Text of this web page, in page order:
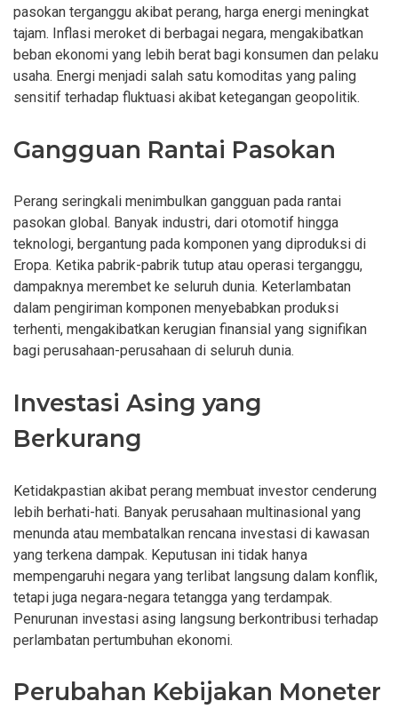
pasokan terganggu akibat perang, harga energi meningkat
tajam. Inflasi meroket di berbagai negara, mengakibatkan
beban ekonomi yang lebih berat bagi konsumen dan pelaku
usaha. Energi menjadi salah satu komoditas yang paling
sensitif terhadap fluktuasi akibat ketegangan geopolitik.
Gangguan Rantai Pasokan
Perang seringkali menimbulkan gangguan pada rantai
pasokan global. Banyak industri, dari otomotif hingga
teknologi, bergantung pada komponen yang diproduksi di
Eropa. Ketika pabrik-pabrik tutup atau operasi terganggu,
dampaknya merembet ke seluruh dunia. Keterlambatan
dalam pengiriman komponen menyebabkan produksi
terhenti, mengakibatkan kerugian finansial yang signifikan
bagi perusahaan-perusahaan di seluruh dunia.
Investasi Asing yang
Berkurang
Ketidakpastian akibat perang membuat investor cenderung
lebih berhati-hati. Banyak perusahaan multinasional yang
menunda atau membatalkan rencana investasi di kawasan
yang terkena dampak. Keputusan ini tidak hanya
mempengaruhi negara yang terlibat langsung dalam konflik,
tetapi juga negara-negara tetangga yang terdampak.
Penurunan investasi asing langsung berkontribusi terhadap
perlambatan pertumbuhan ekonomi.
Perubahan Kebijakan Moneter